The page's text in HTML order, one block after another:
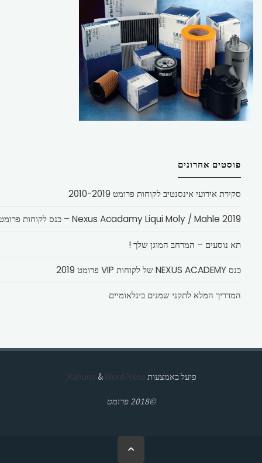
פוסטים אחרונים
סקירת אירועי אינסנטיב לקוחות פרומט 2010-2019
Nexus Acadamy Liqui Moly / Mahle 2019 – כנס לקוחות פרומט
תא נוסעים – המרחב המוגן שלך !
כנס NEXUS ACADEMY של לקוחות VIP פרומט 2019
המדריך המלא לתקני שמנים בינלאומיים
פועל באמצעות & WordPress.
©2018 פרומט
בחזרה